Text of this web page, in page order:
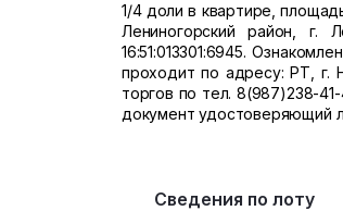
1/4 доли в квартире,
Лениногорский район, г.
16:51:013301:6945.
проходит по адресу: РТ, г.
торгов по тел. 8(987)238-
документ удостоверяющий
Сведения по лоту